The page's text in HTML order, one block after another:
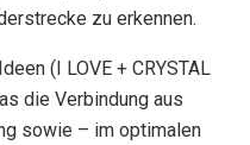
zu erkennen.
(I LOVE + CRYSTAL
die Verbindung aus
sowie – im optimalen